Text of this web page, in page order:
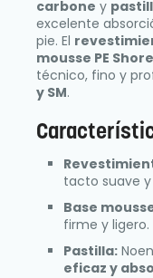
carbone y
excelente
pie. El
mousse PE
técnico, fino y
y SM.
tacto suave
Base
firme y ligero.
Pastilla:
eficaz y